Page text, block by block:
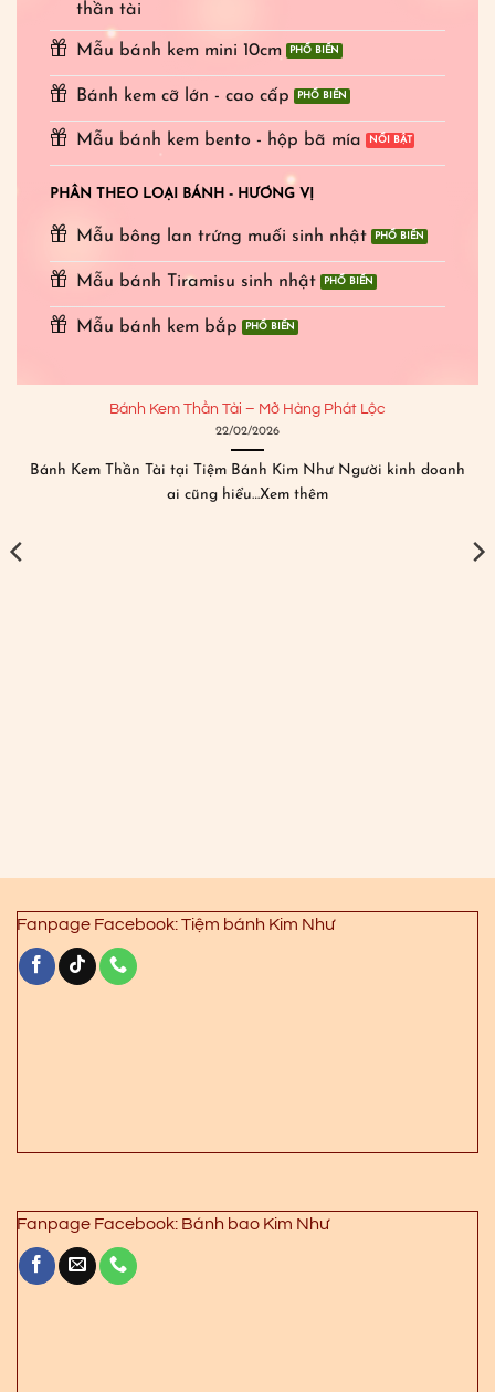
thần tài
Mẫu bánh kem mini 10cm
Bánh kem cỡ lớn - cao cấp
Mẫu bánh kem bento - hộp bã mía
PHÂN THEO LOẠI BÁNH - HƯƠNG VỊ
Mẫu bông lan trứng muối sinh nhật
Mẫu bánh Tiramisu sinh nhật
Mẫu bánh kem bắp
Bánh Kem Thần Tài – Mở Hàng Phát Lộc
22/02/2026
Bánh Kem Thần Tài tại Tiệm Bánh Kim Như Người kinh doanh
ai cũng hiểu…Xem thêm
Fanpage Facebook: Tiệm bánh Kim Như
Fanpage Facebook: Bánh bao Kim Như